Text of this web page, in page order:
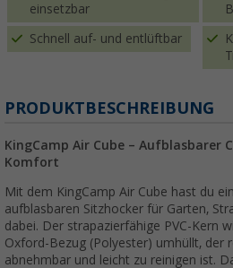
einsetzbar
Schnell auf- und entlüftbar
PRODUKTBESCHREIBUNG
KingCamp Air Cube – Aufblasbarer
Komfort
Mit dem KingCamp Air Cube hast du
aufblasbaren Sitzhocker für Garten,
dabei. Der strapazierfähige PVC-Kern
Oxford-Bezug (Polyester) umhüllt, der
abnehmbar und leicht zu reinigen ist.